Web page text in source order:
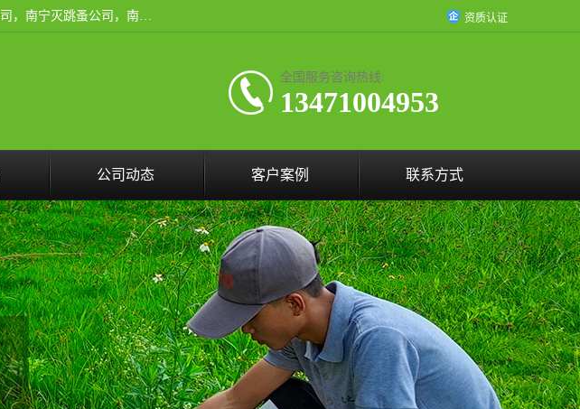
广西亿之豪有害生物防治服务有限公司是一家南宁灭鼠公司、灭蟑螂公司，南宁杀虫公司，南宁除虫公司，南宁灭跳蚤公司，南宁灭白蚁公司，南宁除四害公司,广西亿之豪有害生物防治服务有限公司专业灭蟑螂,除臭虫,其他害虫,服务上门,安全环保,售后保障,一次消杀，竭诚为您服务. 资质认证
全国服务咨询热线:
13471004953
公司动态 客户案例 联系方式